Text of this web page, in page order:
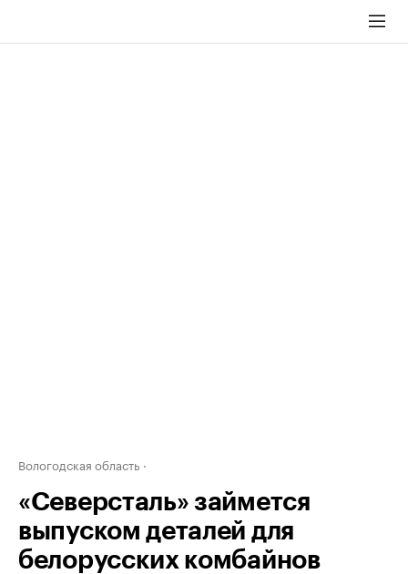
Вологодская область
«Северсталь» займется
выпуском деталей для
белорусских комбайнов